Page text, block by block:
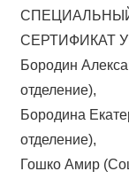
СЕРТИФИКАТ
Бородин
отделение),
Бородина
отделение),
Гошко Амир